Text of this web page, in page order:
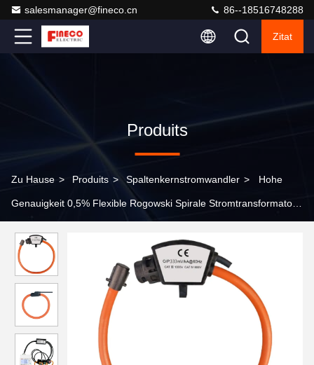
salesmanager@fineco.cn 86--18516748288
Zitat
Produits
Zu Hause > Produits > Spaltenkernstromwandler > Hohe
Genauigkeit 0,5% Flexible Rogowski Spirale Stromtransformator